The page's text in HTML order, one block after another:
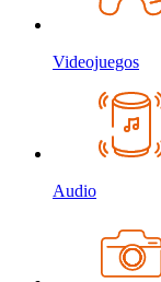
Videojuegos
Audio